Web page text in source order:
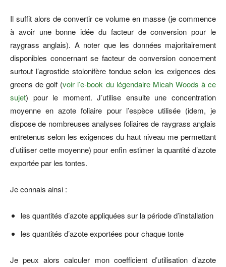
Il suffit alors de convertir ce volume en masse (je commence
à avoir une bonne idée du facteur de conversion pour le
raygrass anglais). A noter que les données majoritairement
disponibles concernant se facteur de conversion concernent
surtout l’agrostide stolonifère tondue selon les exigences des
greens de golf (voir l’e-book du légendaire Micah Woods à ce
sujet) pour le moment. J’utilise ensuite une concentration
moyenne en azote foliaire pour l’espèce utilisée (idem, je
dispose de nombreuses analyses foliaires de raygrass anglais
entretenus selon les exigences du haut niveau me permettant
d’utiliser cette moyenne) pour enfin estimer la quantité d’azote
exportée par les tontes.
Je connais ainsi :
les quantités d’azote appliquées sur la période d’installation
les quantités d’azote exportées pour chaque tonte
Je peux alors calculer mon coefficient d’utilisation d’azote